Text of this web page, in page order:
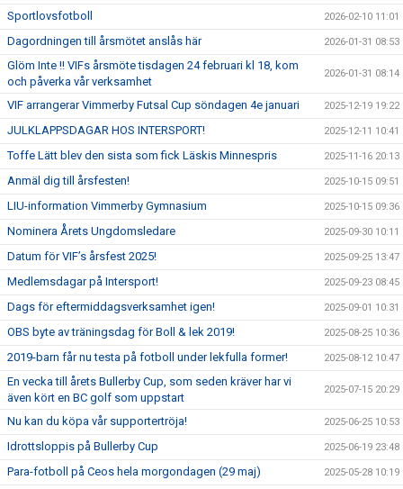
Sportlovsfotboll 2026-02-10 11:01
Dagordningen till årsmötet anslås här 2026-01-31 08:53
Glöm Inte !! VIFs årsmöte tisdagen 24 februari kl 18, kom
och påverka vår verksamhet
2026-01-31 08:14
VIF arrangerar Vimmerby Futsal Cup söndagen 4e januari 2025-12-19 19:22
JULKLAPPSDAGAR HOS INTERSPORT! 2025-12-11 10:41
Toffe Lätt blev den sista som fick Läskis Minnespris 2025-11-16 20:13
Anmäl dig till årsfesten! 2025-10-15 09:51
LIU-information Vimmerby Gymnasium 2025-10-15 09:36
Nominera Årets Ungdomsledare 2025-09-30 10:11
Datum för VIF’s årsfest 2025! 2025-09-25 13:47
Medlemsdagar på Intersport! 2025-09-23 08:45
Dags för eftermiddagsverksamhet igen! 2025-09-01 10:31
OBS byte av träningsdag för Boll & lek 2019! 2025-08-25 10:36
2019-barn får nu testa på fotboll under lekfulla former! 2025-08-12 10:47
En vecka till årets Bullerby Cup, som seden kräver har vi
även kört en BC golf som uppstart
2025-07-15 20:29
Nu kan du köpa vår supportertröja! 2025-06-25 10:53
Idrottsloppis på Bullerby Cup 2025-06-19 23:48
Para-fotboll på Ceos hela morgondagen (29 maj) 2025-05-28 10:19